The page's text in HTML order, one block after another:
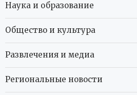
Наука и образование
Общество и культура
Развлечения и медиа
Региональные новости